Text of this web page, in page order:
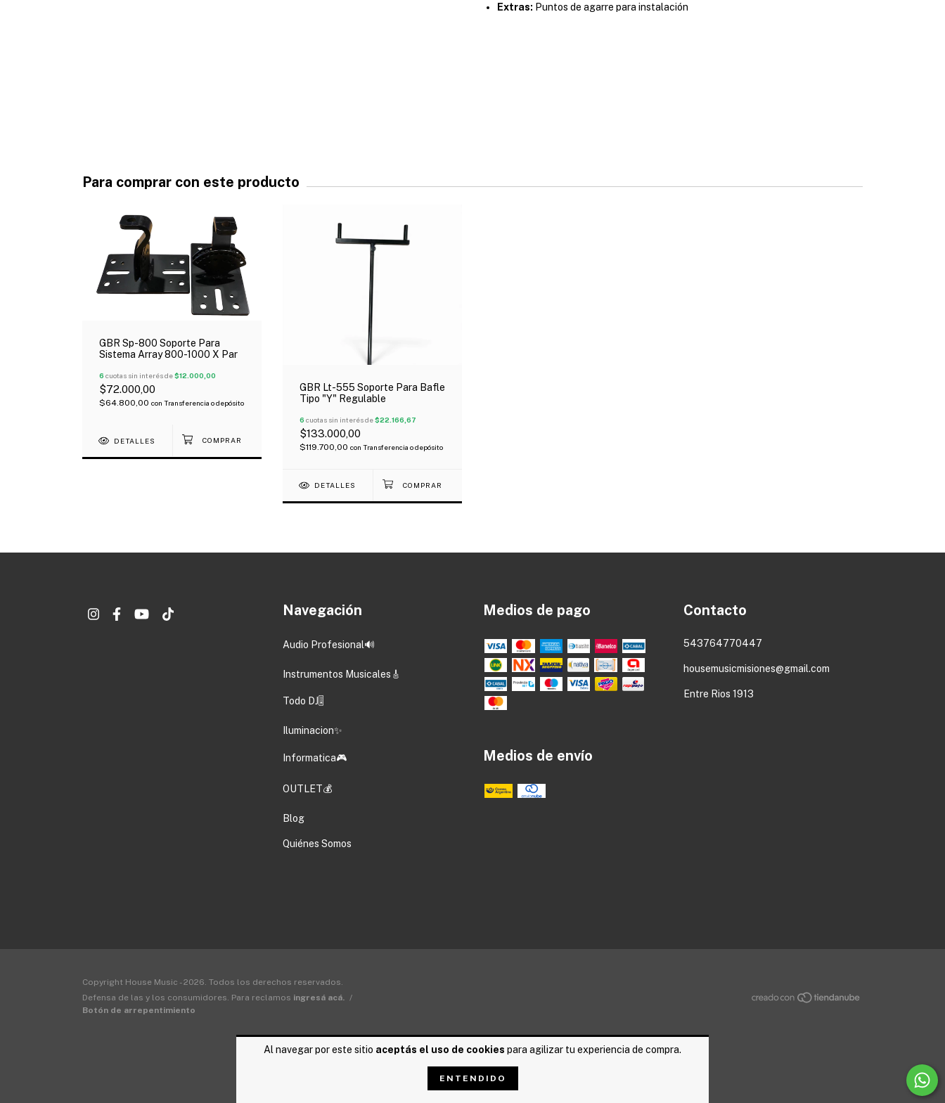
Al navegar por este sitio aceptás el uso de cookies para agilizar tu experiencia de compra.
ENTENDIDO
Extras: Puntos de agarre para instalación
Para comprar con este producto
GBR Sp-800 Soporte Para
Sistema Array 800-1000 X Par
6 cuotas sin interés de$12.000,00
$72.000,00
$64.800,00 con Transferencia o depósito
DETALLES
GBR Lt-555 Soporte Para Bafle
Tipo "Y" Regulable
6 cuotas sin interés de$22.166,67
$133.000,00
$119.700,00 con Transferencia o depósito
DETALLES
Navegación
Audio Profesional🔊
Instrumentos Musicales🎸
Todo DJ🎚️
Iluminacion✨
Informatica🎮
OUTLET💰
Blog
Quiénes Somos
Medios de pago
Medios de envío
Contacto
543764770447
housemusicmisiones@gmail.com
Entre Rios 1913
Copyright House Music - 2026. Todos los derechos reservados.
Defensa de las y los consumidores. Para reclamos ingresá acá. /
Botón de arrepentimiento